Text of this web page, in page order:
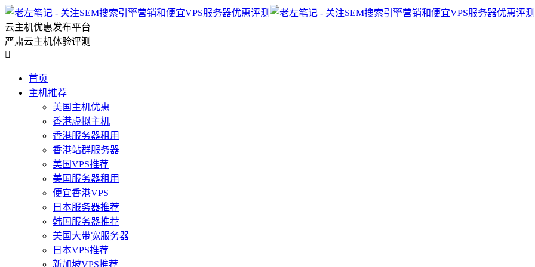
云主机优惠发布平台
严肃云主机体验评测

首页
主机推荐
美国主机优惠
香港虚拟主机
香港服务器租用
香港站群服务器
美国VPS推荐
美国服务器租用
便宜香港VPS
日本服务器推荐
韩国服务器推荐
美国大带宽服务器
日本VPS推荐
新加坡VPS推荐